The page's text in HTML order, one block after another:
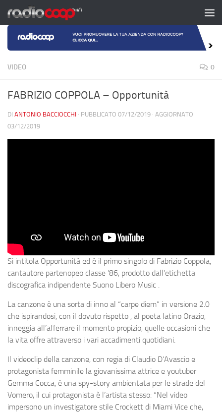
Salta al contenuto
VIDEO 0
FABRIZIO COPPOLA – Opportunità
DI ANTONIO BACCIOCCHI · PUBBLICATO 07/12/2019 · AGGIORNATO
03/12/2019
Si intitola Opportunità ed è il primo singolo di Fabrizio Coppola,
cantautore partenopeo classe ’86, prodotto dall’etichetta
discografica indipendente Suono Libero Music
La canzone è una sorta di inno al “carpe diem” in versione 2.0
che ispirandosi, con il dovuto rispetto , al poeta latino Orazio,
inneggia all’afferrare il momento propizio, quelle occasioni che
la vita offre attraverso i vari accadimenti quotidiani.
Il videoclip della canzone, con regia di Claudio D’Avascio e
protagonista femminile la giovanissima attrice e youtuber
Gemma Cocca, è una spy-story ambientata per le strade del
Vomero, il cui protagonista è l’artista stesso: “Nel video
impersono un investigatore stile Crockett di Miami Vice che,